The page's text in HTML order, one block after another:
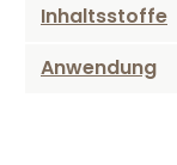
Inhaltsstoffe
Anwendung